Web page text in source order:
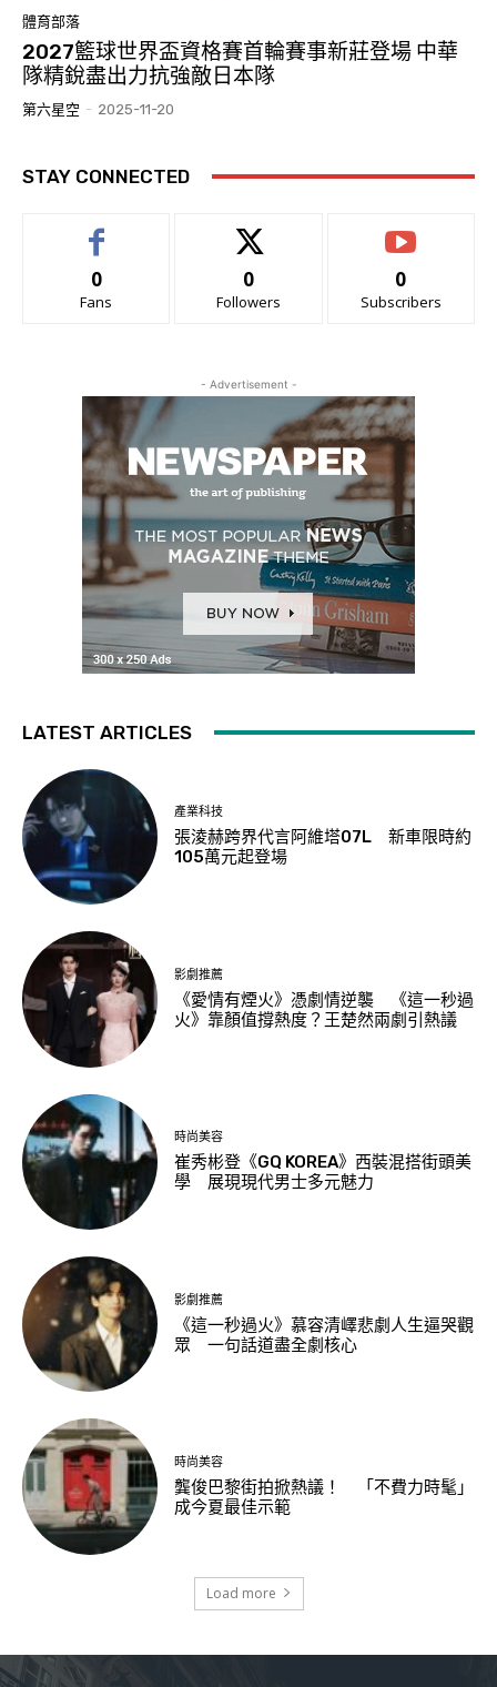
體育部落
2027籃球世界盃資格賽首輪賽事新莊登場 中華
隊精銳盡出力抗強敵日本隊
第六星空 - 2025-11-20
STAY CONNECTED
0
Fans
0
Followers
0
Subscribers
- Advertisement -
LATEST ARTICLES
產業科技
張淩赫跨界代言阿維塔07L 新車限時約
105萬元起登場
影劇推薦
《愛情有煙火》憑劇情逆襲 《這一秒過
火》靠顏值撐熱度？王楚然兩劇引熱議
時尚美容
崔秀彬登《GQ KOREA》西裝混搭街頭美
學 展現現代男士多元魅力
影劇推薦
《這一秒過火》慕容清嶧悲劇人生逼哭觀
眾 一句話道盡全劇核心
時尚美容
龔俊巴黎街拍掀熱議！ 「不費力時髦」
成今夏最佳示範
Load more